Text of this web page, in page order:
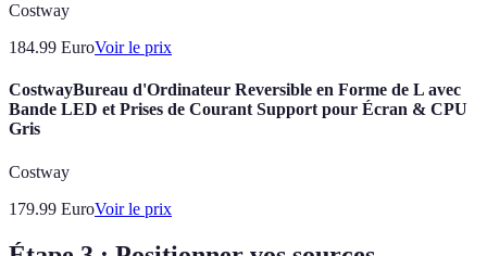
Costway
184.99 EuroVoir le prix
CostwayBureau d'Ordinateur Reversible en Forme de L avec
Bande LED et Prises de Courant Support pour Écran & CPU
Gris
Costway
179.99 EuroVoir le prix